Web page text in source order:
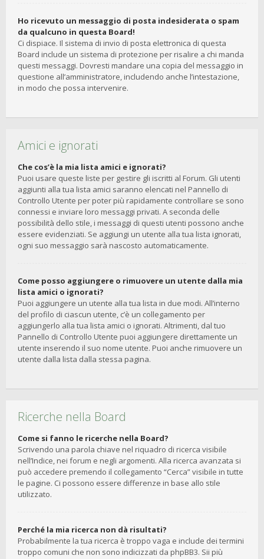
Ho ricevuto un messaggio di posta indesiderata o spam
da qualcuno in questa Board!
Ci dispiace. Il sistema di invio di posta elettronica di questa
Board include un sistema di protezione per risalire a chi manda
questi messaggi. Dovresti mandare una copia del messaggio in
questione all’amministratore, includendo anche l’intestazione,
in modo che possa intervenire.
Amici e ignorati
Che cos’è la mia lista amici e ignorati?
Puoi usare queste liste per gestire gli iscritti al Forum. Gli utenti
aggiunti alla tua lista amici saranno elencati nel Pannello di
Controllo Utente per poter più rapidamente controllare se sono
connessi e inviare loro messaggi privati. A seconda delle
possibilità dello stile, i messaggi di questi utenti possono anche
essere evidenziati. Se aggiungi un utente alla tua lista ignorati,
ogni suo messaggio sarà nascosto automaticamente.
Come posso aggiungere o rimuovere un utente dalla mia
lista amici o ignorati?
Puoi aggiungere un utente alla tua lista in due modi. All’interno
del profilo di ciascun utente, c’è un collegamento per
aggiungerlo alla tua lista amici o ignorati. Altrimenti, dal tuo
Pannello di Controllo Utente puoi aggiungere direttamente un
utente inserendo il suo nome utente. Puoi anche rimuovere un
utente dalla lista dalla stessa pagina.
Ricerche nella Board
Come si fanno le ricerche nella Board?
Scrivendo una parola chiave nel riquadro di ricerca visibile
nell’Indice, nei forum e negli argomenti. Alla ricerca avanzata si
può accedere premendo il collegamento “Cerca” visibile in tutte
le pagine. Ci possono essere differenze in base allo stile
utilizzato.
Perché la mia ricerca non dà risultati?
Probabilmente la tua ricerca è troppo vaga e include dei termini
troppo comuni che non sono indicizzati da phpBB3. Sii più